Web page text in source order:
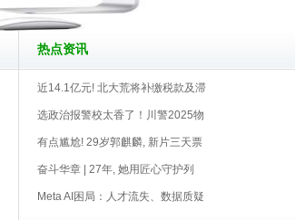
热点资讯
近14.1亿元! 北大荒将补缴税款及滞
选政治报警校太香了！川警2025物
有点尴尬! 29岁郭麒麟, 新片三天票
奋斗华章 | 27年, 她用匠心守护列
Meta AI困局：人才流失、数据质疑